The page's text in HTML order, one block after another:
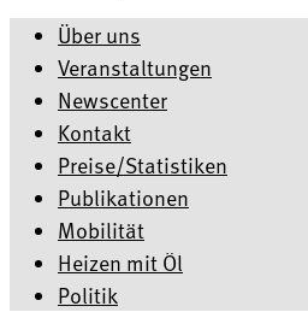
Über uns
Veranstaltungen
Newscenter
Kontakt
Preise/Statistiken
Publikationen
Mobilität
Heizen mit Öl
Politik